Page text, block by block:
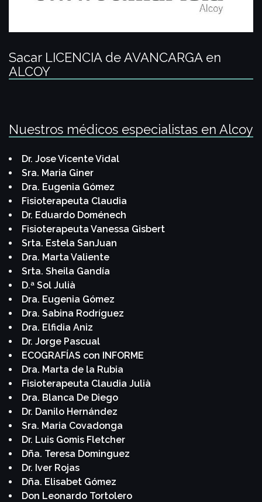
Sacar LICENCIA de AVANCARGA en
ALCOY
Nuestros médicos especialistas en Alcoy
Dr. Jose Vicente Vidal
Sra. Maria Giner
Dra. Eugenia Gómez
Fisioterapeuta Claudia
Dr. Eduardo Doménech
Fisioterapeuta Vanessa Gisbert
Srta. Estela SanJuan
Dra. Marta Valiente
Srta. Sheila Gandía
D.ª Sol Julià
Dra. Eugenia Gómez
Dra. Sabina Rodríguez
Dra. Elfidia Aniz
Dr. Jorge Pascual
ECOGRAFÍAS con INFORME
Dra. Marta de la Rubia
Fisioterapeuta Claudia Julià
Dra. Blanca De Diego
Dr. Danilo Hernández
Sra. Maria Covadonga
Dr. Luis Gomis Fletcher
Dña. Teresa Dominguez
Dr. Iver Rojas
Dña. Elisabet Gómez
Don Leonardo Tortolero